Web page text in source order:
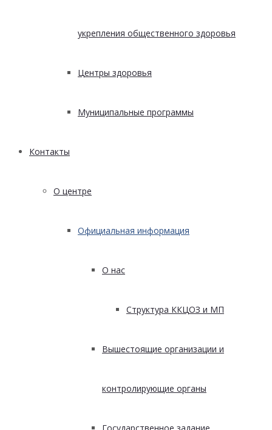
укрепления общественного здоровья
Центры здоровья
Муниципальные программы
Контакты
О центре
Официальная информация
О нас
Структура ККЦОЗ и МП
Вышестоящие организации и
контролирующие органы